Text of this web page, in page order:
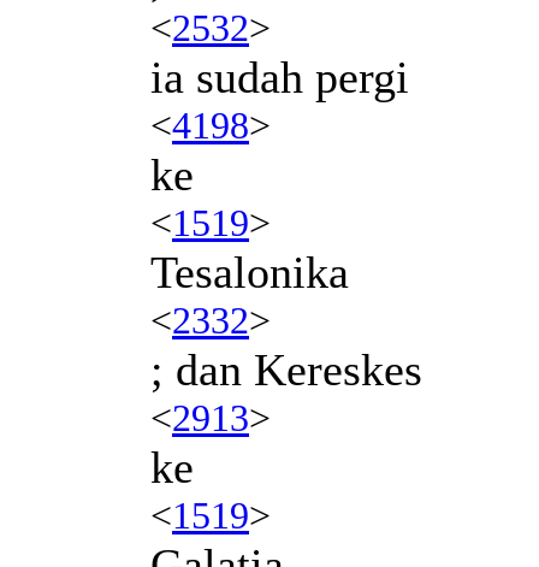
<2532>
ia sudah pergi
<4198>
ke
<1519>
Tesalonika
<2332>
; dan Kereskes
<2913>
ke
<1519>